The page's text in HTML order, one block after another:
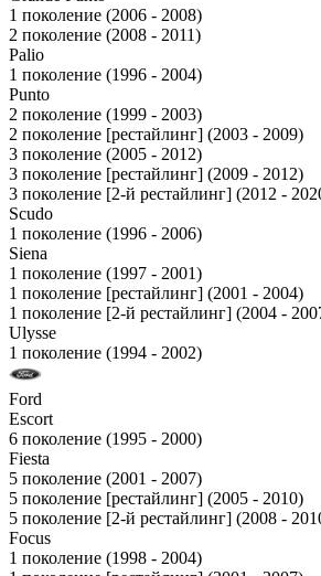
1 поколение (2006 - 2008)
2 поколение (2008 - 2011)
Palio
1 поколение (1996 - 2004)
Punto
2 поколение (1999 - 2003)
2 поколение [рестайлинг] (2003 - 2009)
3 поколение (2005 - 2012)
3 поколение [рестайлинг] (2009 - 2012)
3 поколение [2-й рестайлинг] (2012 -
Scudo
1 поколение (1996 - 2006)
Siena
1 поколение (1997 - 2001)
1 поколение [рестайлинг] (2001 - 2004)
1 поколение [2-й рестайлинг] (2004 -
Ulysse
1 поколение (1994 - 2002)
Ford
Escort
6 поколение (1995 - 2000)
Fiesta
5 поколение (2001 - 2007)
5 поколение [рестайлинг] (2005 - 2010)
5 поколение [2-й рестайлинг] (2008 -
Focus
1 поколение (1998 - 2004)